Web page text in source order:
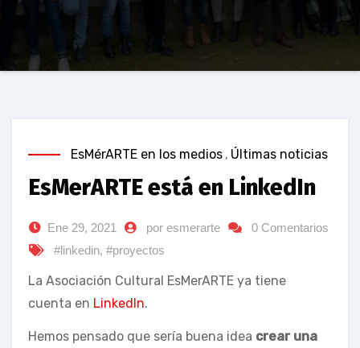
EsMérARTE en los medios , Últimas noticias
EsMerARTE está en LinkedIn
Ene 29, 2021 por esmerarte
0 Comentarios
#linkedin, #proyectos
La Asociación Cultural EsMerARTE ya tiene
cuenta en LinkedIn.
Hemos pensado que sería buena idea crear una